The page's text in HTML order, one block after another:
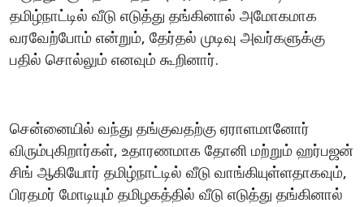
தமிழ்நாட்டில் வீடு எடுத்து தங்கினால் அமோகமாக
வரவேற்போம் என்றும், தேர்தல் முடிவு அவர்களுக்கு
பதில் சொல்லும் எனவும் கூறினார்.
சென்னையில் வந்து தங்குவதற்கு ஏராளமானோர்
விரும்புகிறார்கள், உதாரணமாக தோனி மற்றும் ஹர்பஜன்
சிங் ஆகியோர் தமிழ்நாட்டில் வீடு வாங்கியுள்ளதாகவும்,
பிரதமர் மோடியும் தமிழகத்தில் வீடு எடுத்து தங்கினால்